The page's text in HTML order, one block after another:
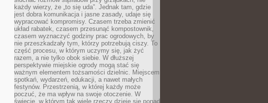
każdy wierzy, że „to się uda”. Jednak tam, gdzie
jest dobra komunikacja i jasne zasady, udaje się
wypracować kompromisy. Czasem trzeba zmienić
układ rabatek, czasem przesunąć kompostownik,
czasem wyznaczyć godziny prac ogrodowych, by
nie przeszkadzały tym, którzy potrzebują ciszy. To
część procesu, w którym uczymy się, jak żyć
razem, a nie tylko obok siebie. W dłuższej
perspektywie miejskie ogrody mogą stać się
ważnym elementem tożsamości dzielnic. Miejscem
spotkań, wydarzeń, edukacji, a nawet małych
festynów. Przestrzenią, w której każdy może
poczuć, że ma wpływ na swoje otoczenie. W
świecie, w którym tak wiele rzeczy dzieje się ponad